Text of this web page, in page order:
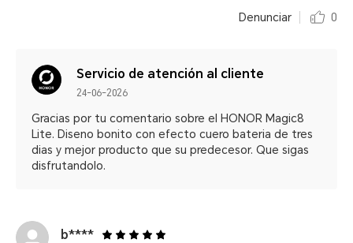
Denunciar 0
Servicio de atención al cliente
24-06-2026
Gracias por tu comentario sobre el HONOR Magic8
Lite. Diseno bonito con efecto cuero bateria de tres
dias y mejor producto que su predecesor. Que sigas
disfrutandolo.
b****